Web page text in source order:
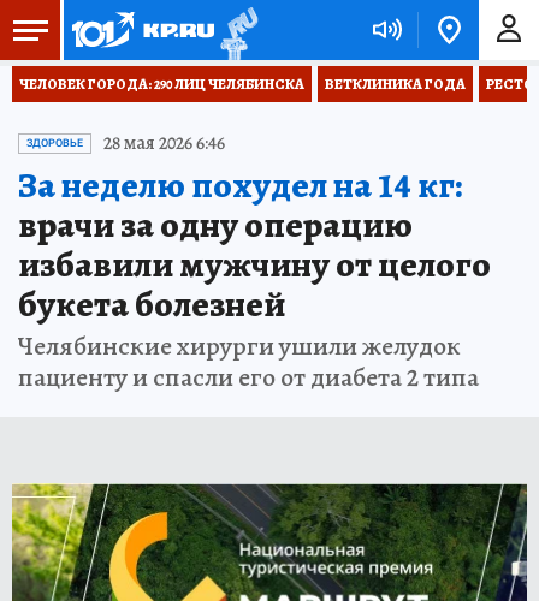
ЧЕЛОВЕК ГОРОДА: 290 ЛИЦ ЧЕЛЯБИНСКА ВЕТКЛИНИКА ГОДА
ЗДОРОВЬЕ 28 мая 2026 6:46
За неделю похудел на 14 кг:
врачи за одну операцию
избавили мужчину от целого
букета болезней
Челябинские хирурги ушили желудок
пациенту и спасли его от диабета 2 типа